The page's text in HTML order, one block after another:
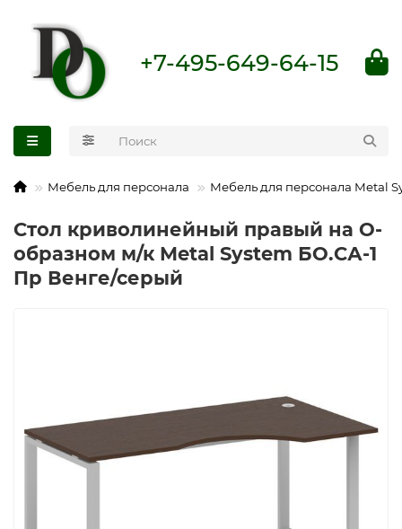
+7-495-649-64-15
Мебель для персонала Мебель для персонала Metal
Стол криволинейный правый на О-
образном м/к Metal System БО.СА-1
Пр Венге/серый